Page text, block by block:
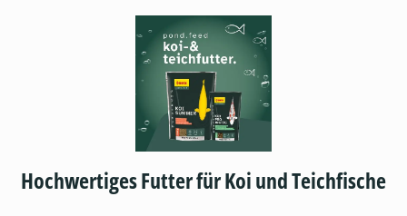
Hochwertiges Futter für Koi und Teichfische